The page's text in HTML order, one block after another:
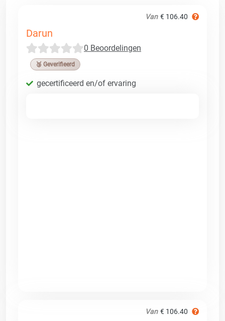
Van € 106.40
Darun
0 Beoordelingen
🥉 Geverifieerd
gecertificeerd en/of ervaring
Van € 106.40